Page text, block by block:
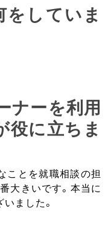
をしていま
ナーを利用
役に立ちま
ことを就職相談の担
大きいです。本当に
ました。